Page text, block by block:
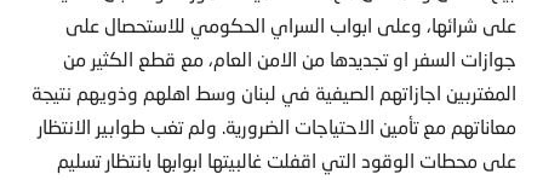
على شرائها، وعلى ابواب السراي الحكومي للاستحصال على
جوازات السفر او تجديدها من الامن العام، مع قطع الكثير من
المغتربين اجازاتهم الصيفية في لبنان وسط اهلهم وذويهم نتيجة
معاناتهم مع تأمين الاحتياجات الضرورية. ولم تغب طوابير الانتظار
على محطات الوقود التي اقفلت غالبيتها ابوابها بانتظار تسليم